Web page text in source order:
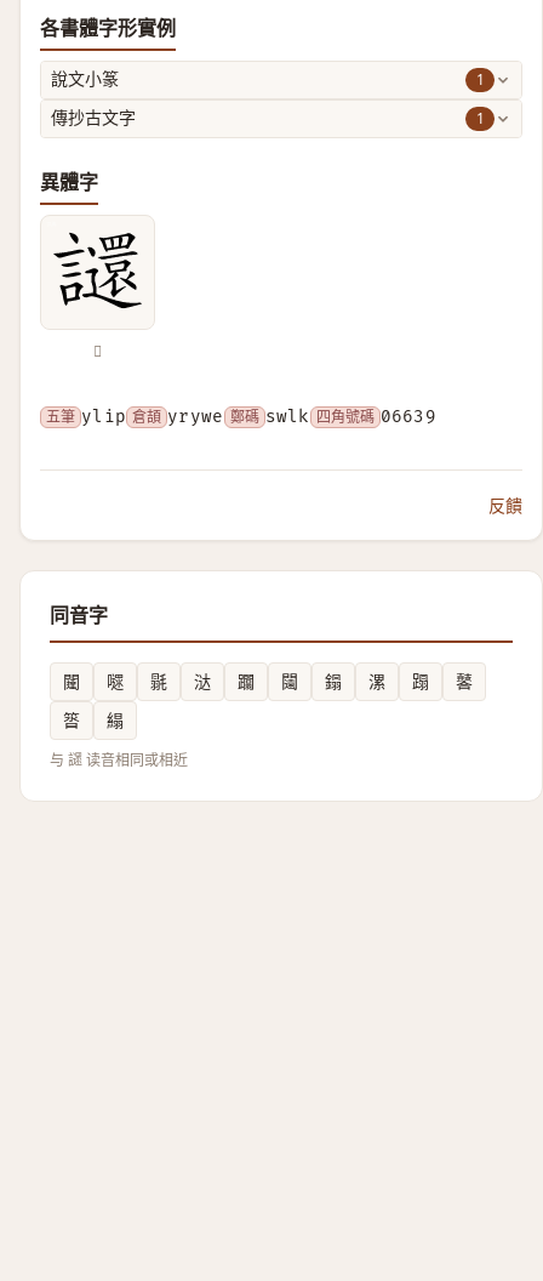
各書體字形實例
說文小篆 1
傳抄古文字 1
異體字
𧮅
五筆 ylip 倉頡 yrywe 鄭碼 swlk 四角號碼 06639
反饋
同音字
闥 嚃 毾 㳠 躢 闧 鎉 漯 蹋
䶀
䈋
䌈
与 䜚 读音相同或相近